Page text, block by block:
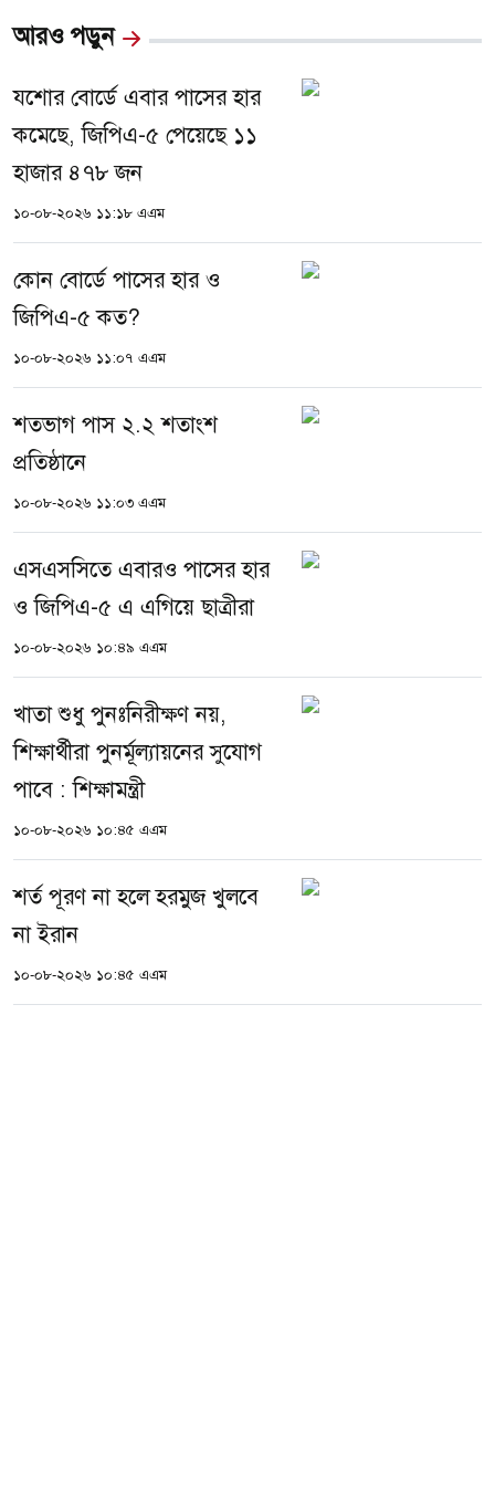
আরও পড়ুন
যশোর বোর্ডে এবার পাসের হার
কমেছে, জিপিএ-৫ পেয়েছে ১১
হাজার ৪৭৮ জন
১০-০৮-২০২৬ ১১:১৮ এএম
কোন বোর্ডে পাসের হার ও
জিপিএ-৫ কত?
১০-০৮-২০২৬ ১১:০৭ এএম
শতভাগ পাস ২.২ শতাংশ
প্রতিষ্ঠানে
১০-০৮-২০২৬ ১১:০৩ এএম
এসএসসিতে এবারও পাসের হার
ও জিপিএ-৫ এ এগিয়ে ছাত্রীরা
১০-০৮-২০২৬ ১০:৪৯ এএম
খাতা শুধু পুনঃনিরীক্ষণ নয়,
শিক্ষার্থীরা পুনর্মূল্যায়নের সুযোগ
পাবে : শিক্ষামন্ত্রী
১০-০৮-২০২৬ ১০:৪৫ এএম
শর্ত পূরণ না হলে হরমুজ খুলবে
না ইরান
১০-০৮-২০২৬ ১০:৪৫ এএম